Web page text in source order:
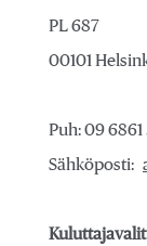
PL 687
00101
Puh: 09 6861
Sähköposti: